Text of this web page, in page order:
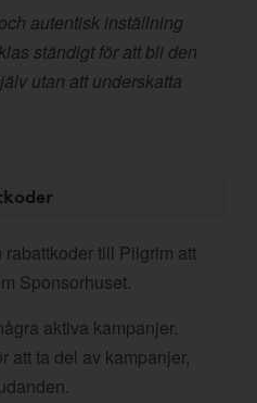
autentisk inställning
ständigt för att bli den
utan att underskatta
till Pilgrim att
Sponsorhuset.
aktiva kampanjer.
att ta del av kampanjer,